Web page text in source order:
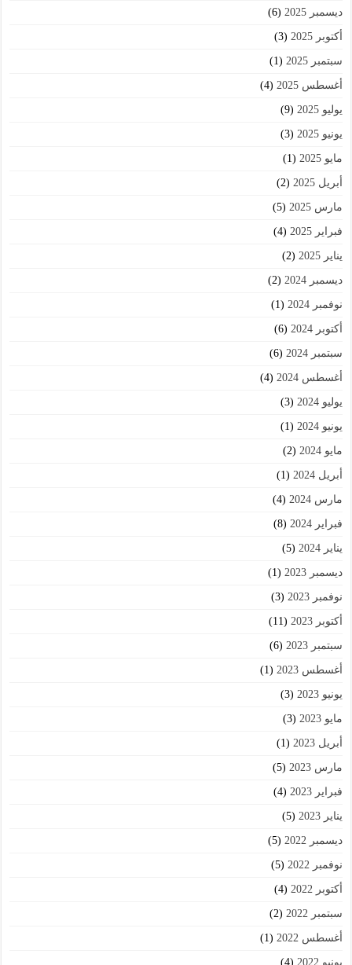
ديسمبر 2025 (6)
أكتوبر 2025 (3)
سبتمبر 2025 (1)
أغسطس 2025 (4)
يوليو 2025 (9)
يونيو 2025 (3)
مايو 2025 (1)
أبريل 2025 (2)
مارس 2025 (5)
فبراير 2025 (4)
يناير 2025 (2)
ديسمبر 2024 (2)
نوفمبر 2024 (1)
أكتوبر 2024 (6)
سبتمبر 2024 (6)
أغسطس 2024 (4)
يوليو 2024 (3)
يونيو 2024 (1)
مايو 2024 (2)
أبريل 2024 (1)
مارس 2024 (4)
فبراير 2024 (8)
يناير 2024 (5)
ديسمبر 2023 (1)
نوفمبر 2023 (3)
أكتوبر 2023 (11)
سبتمبر 2023 (6)
أغسطس 2023 (1)
يونيو 2023 (3)
مايو 2023 (3)
أبريل 2023 (1)
مارس 2023 (5)
فبراير 2023 (4)
يناير 2023 (5)
ديسمبر 2022 (5)
نوفمبر 2022 (5)
أكتوبر 2022 (4)
سبتمبر 2022 (2)
أغسطس 2022 (1)
يونيو 2022 (4)